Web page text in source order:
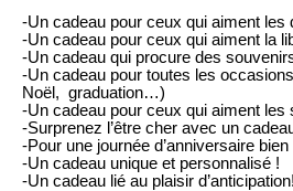
-Un cadeau pour ceux qui aiment les
-Un cadeau pour ceux qui aiment la
-Un cadeau qui procure des
-Un cadeau pour toutes les
Noël, graduation…)
-Un cadeau pour ceux qui aiment les
-Surprenez l’être cher avec un
-Pour une journée d’anniversaire
-Un cadeau unique et personnalisé !
-Un cadeau lié au plaisir d’anticipation!